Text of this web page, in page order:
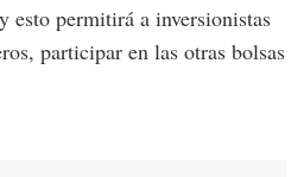
esto permitirá a inversionistas
participar en las otras bolsas